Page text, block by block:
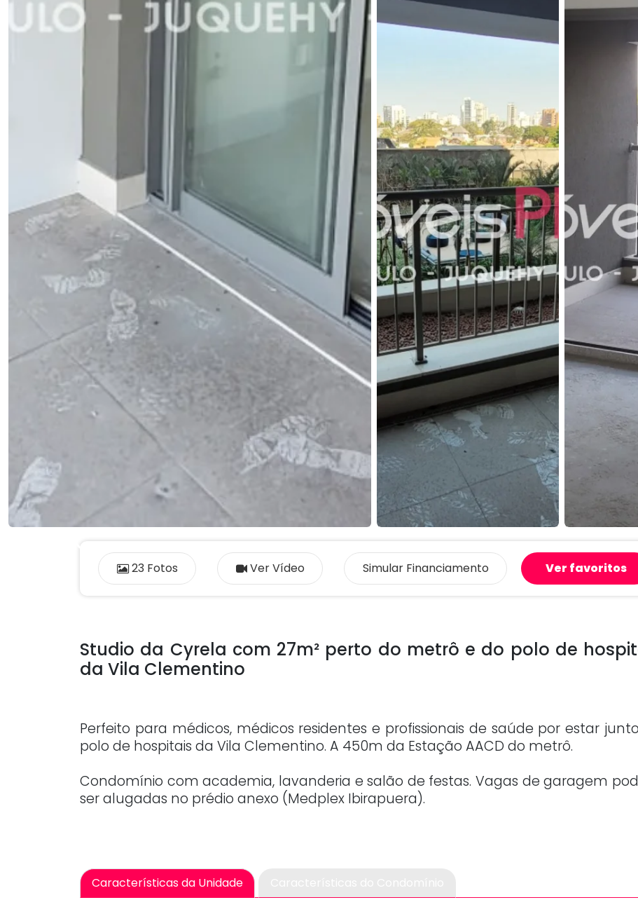
23 Fotos
Ver Vídeo Simular Financiamento Ver favoritos
Studio da Cyrela com 27m² perto do metrô e do polo de
da Vila Clementino
Perfeito para médicos, médicos residentes e profissionais de saúde por estar
polo de hospitais da Vila Clementino. A 450m da Estação AACD do metrô.
Condomínio com academia, lavanderia e salão de festas. Vagas de garagem
ser alugadas no prédio anexo (Medplex Ibirapuera).
Característicasda Unidade